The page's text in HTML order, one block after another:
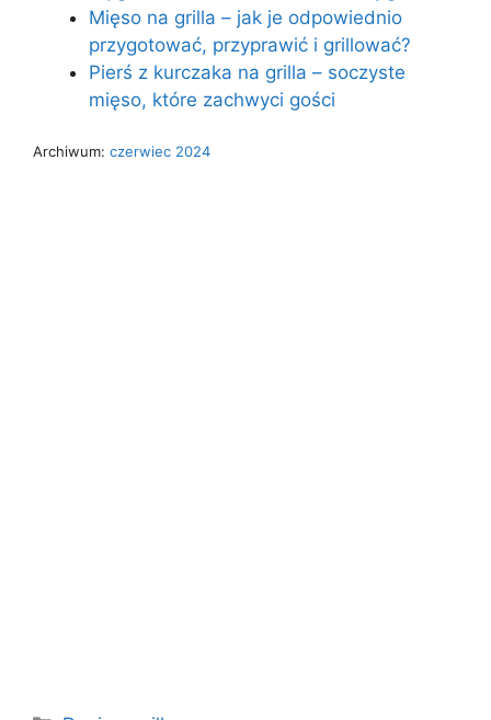
Mięso na grilla – jak je odpowiednio
przygotować, przyprawić i grillować?
Pierś z kurczaka na grilla – soczyste
mięso, które zachwyci gości
Archiwum: czerwiec 2024